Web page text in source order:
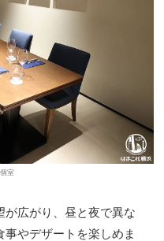
室
が広がり、昼と夜で異な
やデザートを楽しめま